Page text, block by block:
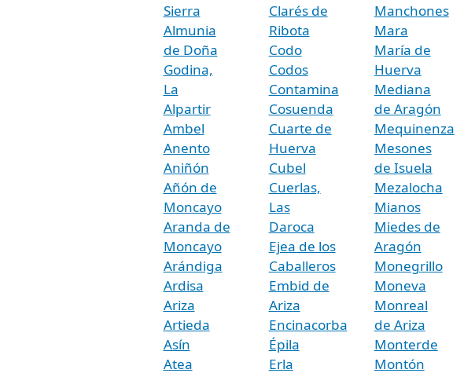
Sierra
Almunia
de Doña
Godina,
La
Alpartir
Ambel
Anento
Aniñón
Añón de
Moncayo
Aranda de
Moncayo
Arándiga
Ardisa
Ariza
Artieda
Asín
Atea
Clarés de
Ribota
Codo
Codos
Contamina
Cosuenda
Cuarte de
Huerva
Cubel
Cuerlas,
Las
Daroca
Ejea de los
Caballeros
Embid de
Ariza
Encinacorba
Épila
Erla
Manchones
Mara
María de
Huerva
Mediana
de Aragón
Mequinenza
Mesones
de Isuela
Mezalocha
Mianos
Miedes de
Aragón
Monegrillo
Moneva
Monreal
de Ariza
Monterde
Montón